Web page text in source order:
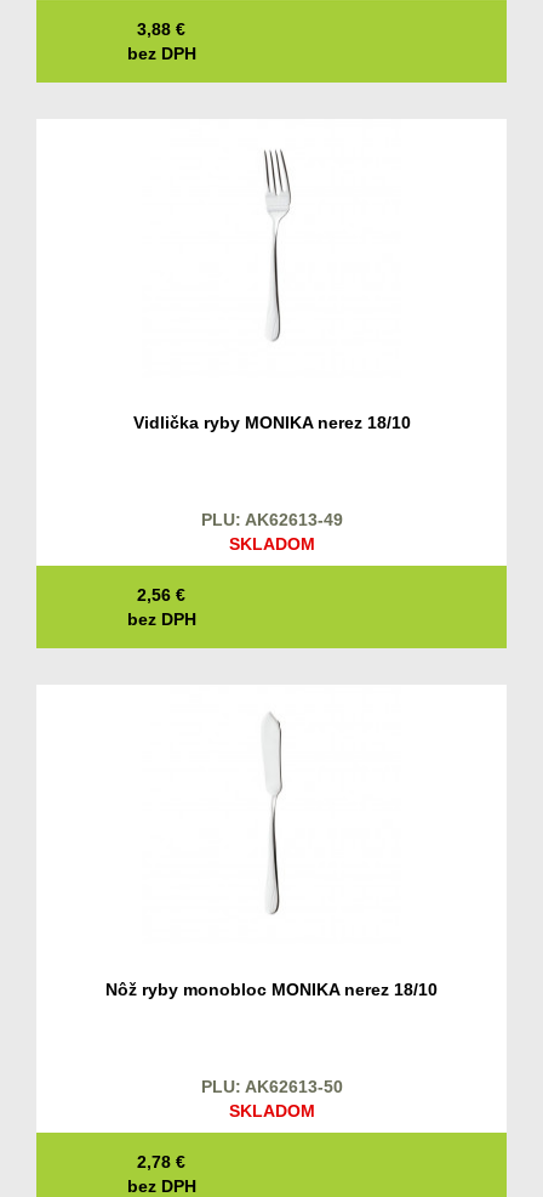
3,88 €
bez DPH
Vidlička ryby MONIKA nerez 18/10
PLU: AK62613-49
SKLADOM
2,56 €
bez DPH
Nôž ryby monobloc MONIKA nerez 18/10
PLU: AK62613-50
SKLADOM
2,78 €
bez DPH